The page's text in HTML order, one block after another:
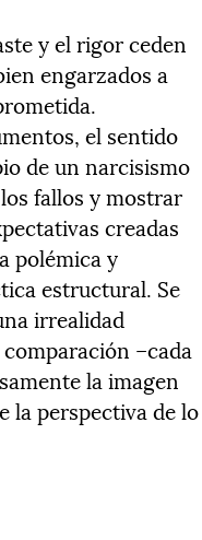
y el rigor ceden
engarzados a
el sentido
de un narcisismo
fallos y mostrar
creadas
polémica y
estructural. Se
irrealidad
–cada
la imagen
la perspectiva de lo